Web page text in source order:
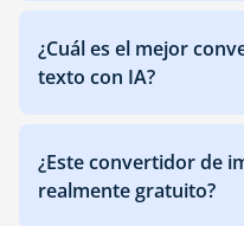
‎¿Cuál es el mejor
texto con IA?
‎¿Este convertidor de
realmente gratuito?